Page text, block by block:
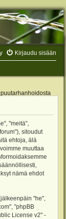
Kirjaudu sisään
"meitä",
sitoudut
ehtoja, älä
muuttaa
nämä ehdot
"he",
"phpBB
License v2" -